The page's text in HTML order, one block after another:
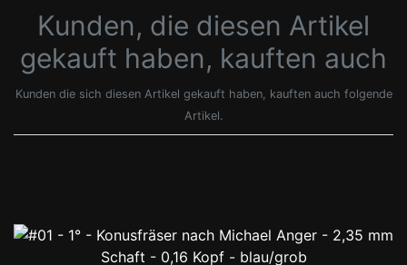
Kunden, die diesen Artikel
gekauft haben, kauften auch
Kunden die sich diesen Artikel gekauft haben, kauften auch folgende
Artikel.